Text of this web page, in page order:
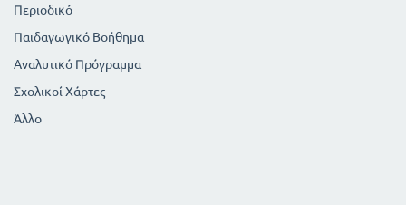
Περιοδικό
Παιδαγωγικό Βοήθημα
Αναλυτικό Πρόγραμμα
Σχολικοί Χάρτες
Άλλο